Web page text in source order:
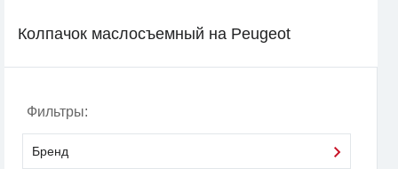
Колпачок маслосъемный на Peugeot
Фильтры:
Бренд